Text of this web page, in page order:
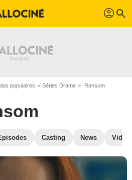
profil search
populaires Séries Drame Ransom
Casting News